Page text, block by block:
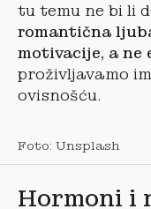
tu temu ne bi li
romantična
motivacije, a ne
proživljavamo
ovisnošću.
Foto: Unsplash
Hormoni i